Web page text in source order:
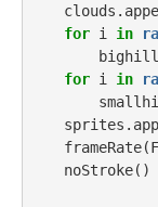
for i in
for i in